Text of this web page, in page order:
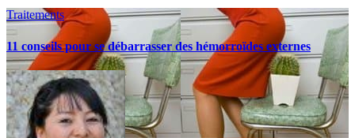
Traitements
11 conseils pour se débarrasser des hémorroïdes externes